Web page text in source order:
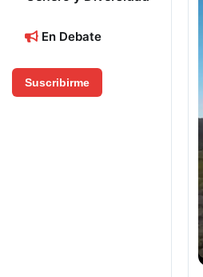
En Debate
Suscribirme